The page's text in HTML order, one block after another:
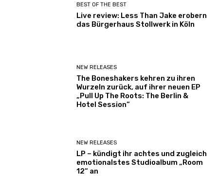
BEST OF THE BEST
Live review: Less Than Jake erobern
das Bürgerhaus Stollwerk in Köln
NEW RELEASES
The Boneshakers kehren zu ihren
Wurzeln zurück, auf ihrer neuen EP
„Pull Up The Roots: The Berlin &
Hotel Session“
NEW RELEASES
LP – kündigt ihr achtes und zugleich
emotionalstes Studioalbum „Room
12“ an